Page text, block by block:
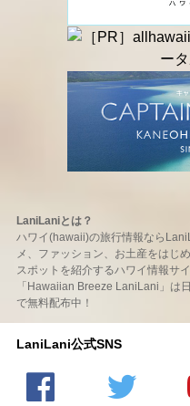
LaniLaniとは？
ハワイ(hawaii)の旅行情報なら
メ、ファッション、お土産をはじ
スポットを紹介するハワイ情報サ
「Hawaiian Breeze LaniLani」は
で無料配布中！
LaniLani公式SNS